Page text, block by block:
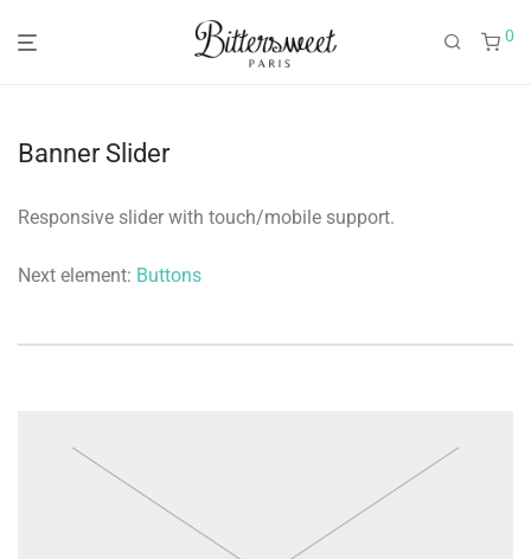
0
Banner Slider
Responsive slider with touch/mobile support.
Next element: Buttons